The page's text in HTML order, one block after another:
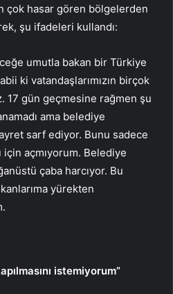
çok hasar gören bölgelerden
şu ifadeleri kullandı:
umutla bakan bir Türkiye
ki vatandaşlarımızın birçok
17 gün geçmesine rağmen şu
ama belediye
sarf ediyor. Bunu sadece
için açmıyorum. Belediye
çaba harcıyor. Bu
yürekten
istemiyorum”